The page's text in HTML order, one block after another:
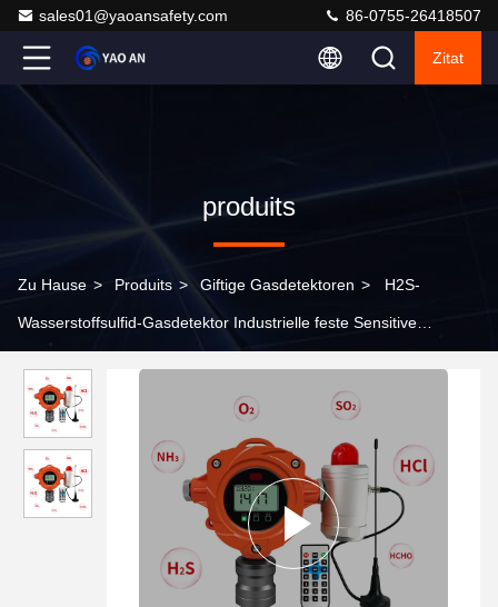
sales01@yaoansafety.com 86-0755-26418507
Zitat
produits
Zu Hause > Produits > Giftige Gasdetektoren > H2S-
Wasserstoffsulfid-Gasdetektor Industrielle feste Sensitive